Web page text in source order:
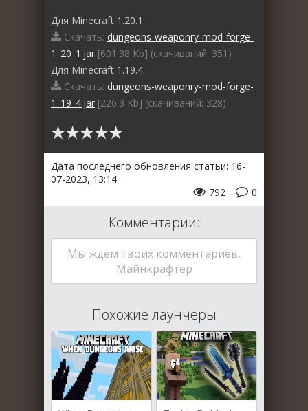
Для Minecraft 1.20.1:
Скачать: dungeons-weaponry-mod-forge-
1_20_1.jar [601.38 Kb] (cкачиваний: 351)
Для Minecraft 1.19.4:
Скачать: dungeons-weaponry-mod-forge-
1_19_4.jar [226.3 Kb] (cкачиваний: 328)
Дата последнего обновления статьи: 16-
07-2023, 13:14
0
792
Комментарии:
Мы ждем твоих комментариев,
Майнкрафтер
Похожие лаунчеры